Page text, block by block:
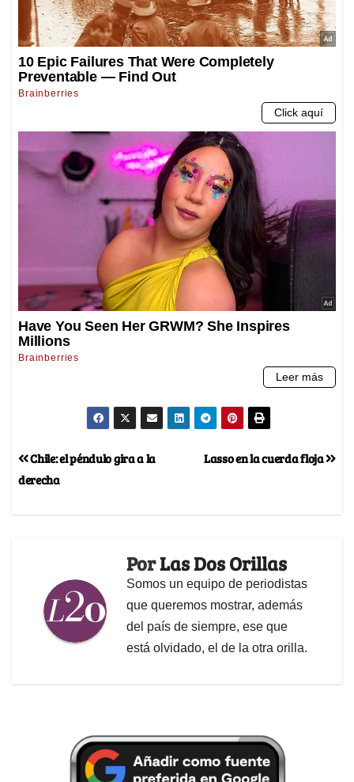
Lasso en la cuerda floja
Chile: el péndulo gira a la
derecha
PorLas Dos Orillas
Somos un equipo de periodistas
que queremos mostrar, además
del país de siempre, ese que
está olvidado, el de la otra orilla.